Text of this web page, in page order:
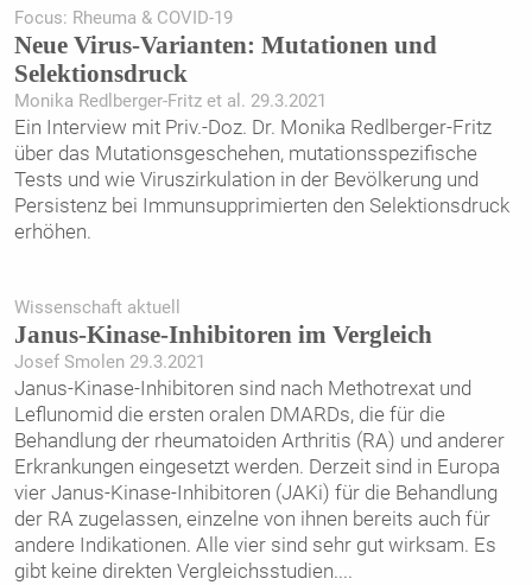
Focus: Rheuma & COVID-19
Neue Virus-Varianten: Mutationen und
Selektionsdruck
Monika Redlberger-Fritz et al. 29.3.2021
Ein Interview mit Priv.-Doz. Dr. Monika Redlberger-Fritz
über das Mutationsgeschehen, mutationsspezifische
Tests und wie Viruszirkulation in der Bevölkerung und
Persistenz bei Immunsupprimierten den Selektionsdruck
erhöhen.
Wissenschaft aktuell
Janus-Kinase-Inhibitoren im Vergleich
Josef Smolen 29.3.2021
Janus-Kinase-Inhibitoren sind nach Methotrexat und
Leflunomid die ersten oralen DMARDs, die für die
Behandlung der rheumatoiden Arthritis (RA) und anderer
Erkrankungen eingesetzt werden. Derzeit sind in Europa
vier Janus-Kinase-Inhibitoren (JAKi) für die Behandlung
der RA zugelassen, einzelne von ihnen bereits auch für
andere Indikationen. Alle vier sind sehr gut wirksam. Es
gibt keine direkten Vergleichsstudien....